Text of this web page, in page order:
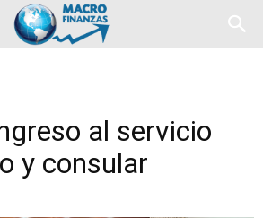
al servicio
y consular